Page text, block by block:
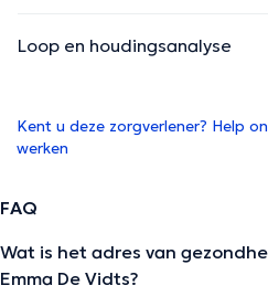
Loop en houdingsanalyse
Kent u deze zorgverlener? Help
werken
FAQ
Wat is het adres van
Emma De Vidts?